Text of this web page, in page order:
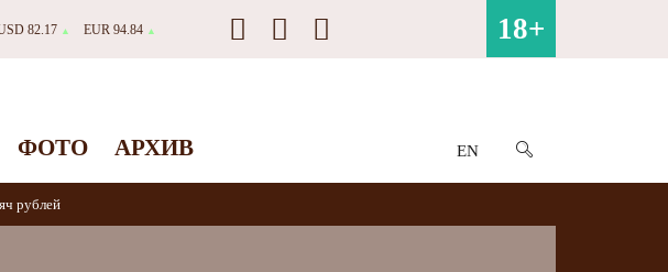
82.17 ▲ EUR 94.84 ▲ 18+
ФОТО АРХИВ EN
рублей